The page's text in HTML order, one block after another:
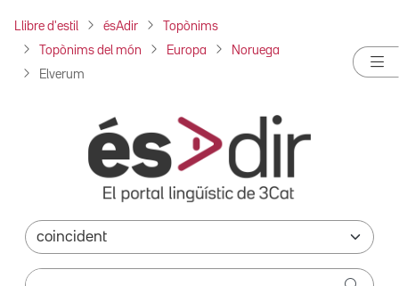
Llibre d'estil ésAdir Topònims
Topònims del món Europa Noruega
Elverum